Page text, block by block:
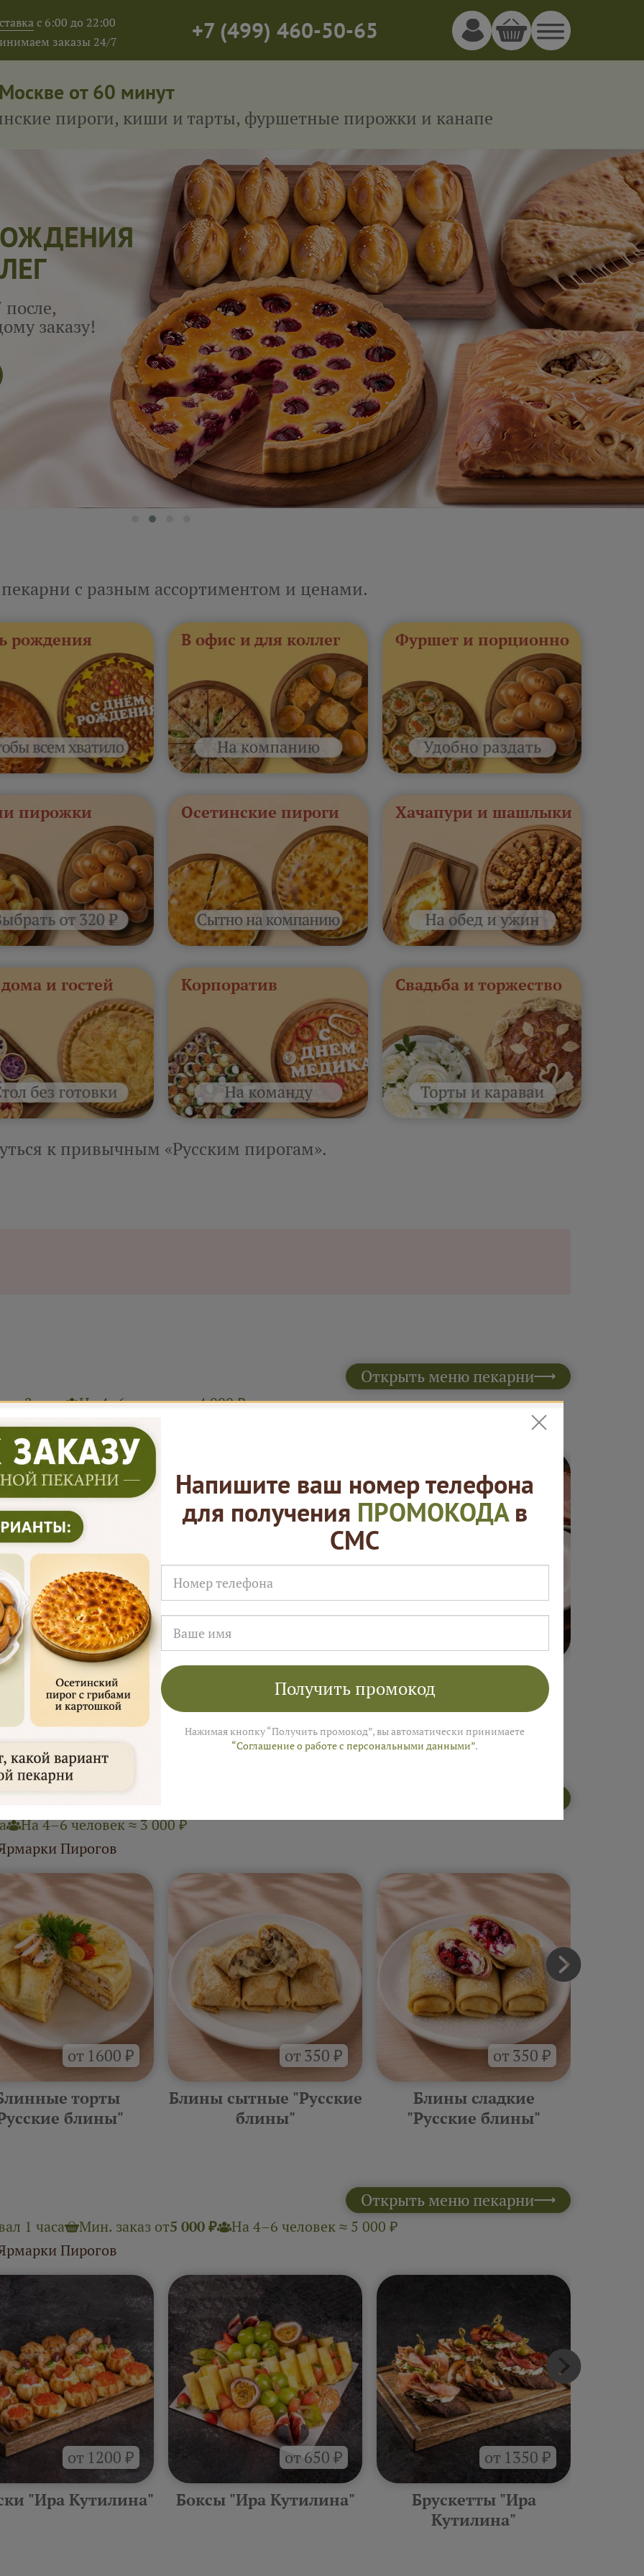
с 6:00 до 22:00
заказы 24/7
+7(499) 460-50-65
от 60 минут
пироги, киши и тарты, фуршетные пирожки и канапе
заказу!
с разным ассортиментом и ценами.
рождения В офис и для коллег Фуршет и порционно
пирожки Осетинские пироги Хачапури и шашлыки
и гостей Корпоратив Свадьба и торжество
к привычным «Русским пирогам».
Открыть меню пекарни
2 часа
На 4–6 человек ≈ 4 000 ₽
Пирогов
от 1020 ₽
фуршетные
"Русская
пекарня"
пирожки "Русская
пекарня"
Блины. "Русская
На 4–6 человек ≈ 3 000 ₽
Пирогов
от 1600 ₽
торты
блины"
от 350 ₽
Блины сытные "Русские
блины"
от 350 ₽
Блины сладкие
"Русские блины"
Открыть меню пекарни
1 часа Мин. заказ от5 000 ₽
На 4–6 человек ≈ 5 000 ₽
Пирогов
от 1200 ₽
"Ира Кутилина"
от 650 ₽
Боксы "Ира Кутилина"
от 1350 ₽
Брускетты "Ира
Кутилина"
Напишите ваш номер телефона
для получения ПРОМОКОДАв
СМС
Получить промокод
Нажимая кнопку “Получить промокод”, вы автоматически принимаете
“Соглашение о работе с персональными данными”.